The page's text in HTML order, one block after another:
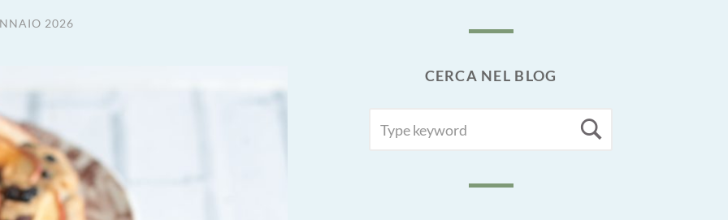
2026
CERCA NEL BLOG
FOR: